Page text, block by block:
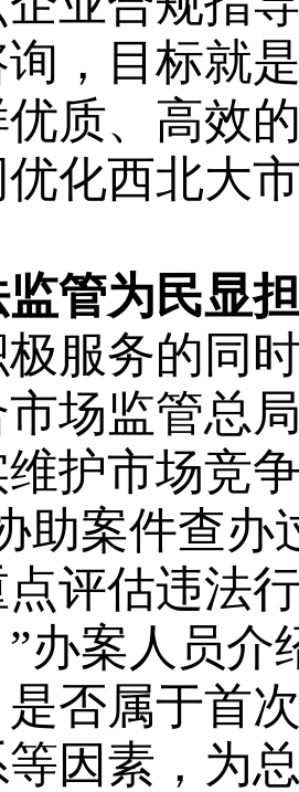
，目标就
质、高效
化西北大
管为民显
务的同时
场监管总
护市场竞
案件查办
评估违法
办案人员介
否属于首
因素，为